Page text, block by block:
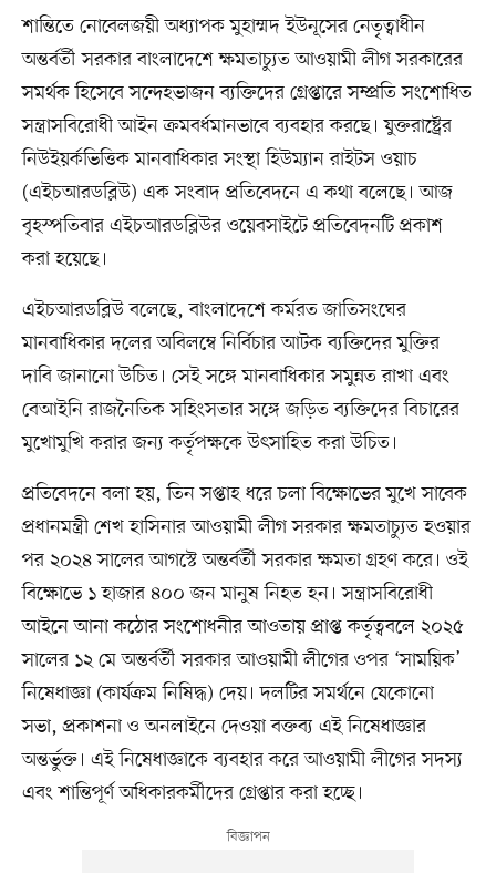
শান্তিতে নোবেলজয়ী অধ্যাপক মুহাম্মদ ইউনূসের নেতৃত্বাধীন
অন্তর্বর্তী সরকার বাংলাদেশে ক্ষমতাচ্যুত আওয়ামী লীগ সরকারের
সমর্থক হিসেবে সন্দেহভাজন ব্যক্তিদের গ্রেপ্তারে সম্প্রতি সংশোধিত
সন্ত্রাসবিরোধী আইন ক্রমবর্ধমানভাবে ব্যবহার করছে। যুক্তরাষ্ট্রের
নিউইয়র্কভিত্তিক মানবাধিকার সংস্থা হিউম্যান রাইটস ওয়াচ
(এইচআরডব্লিউ) এক সংবাদ প্রতিবেদনে এ কথা বলেছে। আজ
বৃহস্পতিবার এইচআরডব্লিউর ওয়েবসাইটে প্রতিবেদনটি প্রকাশ
করা হয়েছে।
এইচআরডব্লিউ বলেছে, বাংলাদেশে কর্মরত জাতিসংঘের
মানবাধিকার দলের অবিলম্বে নির্বিচার আটক ব্যক্তিদের মুক্তির
দাবি জানানো উচিত। সেই সঙ্গে মানবাধিকার সমুন্নত রাখা এবং
বেআইনি রাজনৈতিক সহিংসতার সঙ্গে জড়িত ব্যক্তিদের বিচারের
মুখোমুখি করার জন্য কর্তৃপক্ষকে উৎসাহিত করা উচিত।
প্রতিবেদনে বলা হয়, তিন সপ্তাহ ধরে চলা বিক্ষোভের মুখে সাবেক
প্রধানমন্ত্রী শেখ হাসিনার আওয়ামী লীগ সরকার ক্ষমতাচ্যুত হওয়ার
পর ২০২৪ সালের আগস্টে অন্তর্বর্তী সরকার ক্ষমতা গ্রহণ করে। ওই
বিক্ষোভে ১ হাজার ৪০০ জন মানুষ নিহত হন। সন্ত্রাসবিরোধী
আইনে আনা কঠোর সংশোধনীর আওতায় প্রাপ্ত কর্তৃত্ববলে ২০২৫
সালের ১২ মে অন্তর্বর্তী সরকার আওয়ামী লীগের ওপর ‘সাময়িক’
নিষেধাজ্ঞা (কার্যক্রম নিষিদ্ধ) দেয়। দলটির সমর্থনে যেকোনো
সভা, প্রকাশনা ও অনলাইনে দেওয়া বক্তব্য এই নিষেধাজ্ঞার
অন্তর্ভুক্ত। এই নিষেধাজ্ঞাকে ব্যবহার করে আওয়ামী লীগের সদস্য
এবং শান্তিপূর্ণ অধিকারকর্মীদের গ্রেপ্তার করা হচ্ছে।